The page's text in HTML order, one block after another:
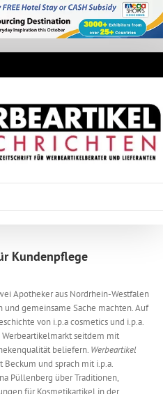
Kundenpflege
Apotheker aus Nordrhein-Westfalen
gemeinsame Sache machten. Auf
von i.p.a cosmetics und i.p.a.
seitdem mit
beliefern. Werbeartikel
Beckum und sprach mit i.p.a.
Püllenberg über Traditionen,